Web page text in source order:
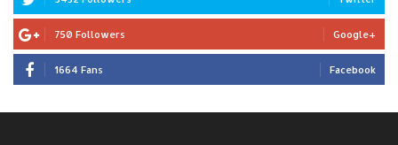
750 Followers Google+
1664 Fans Facebook